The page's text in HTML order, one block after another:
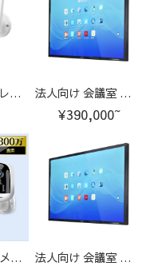
GB208K-C【バレット型】GB205/GB208増設通用1-8台選択する 法人向け 会議室 ディスプレイ マルチタッチ 大型テレビ
¥390,000~
ソーラー防犯カメラ ワイヤレス ソーラー充電300万画素U-GB217 法人向け 会議室 ディスプレイ マルチタッチ 大型テレビ